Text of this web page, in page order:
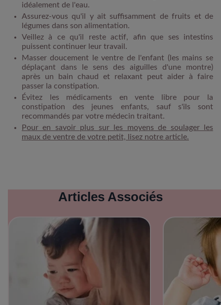
idéalement de l'eau.
Assurez-vous qu'il y ait suffisamment de fruits et de
légumes dans son alimentation.
Veillez à ce qu'il reste actif, afin que ses intestins
puissent continuer leur travail.
Masser doucement le ventre de l'enfant (les mains se
déplaçant dans le sens des aiguilles d'une montre)
après un bain chaud et relaxant peut aider à faire
passer la constipation.
Évitez les médicaments en vente libre pour la
constipation des jeunes enfants, sauf s'ils sont
recommandés par votre médecin traitant.
Pour en savoir plus sur les moyens de soulager les
maux de ventre de votre petit, lisez notre article.
Articles Associés